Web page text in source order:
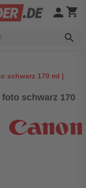
search
person shopping_cart
schwarz 170 ml |
schwarz 170